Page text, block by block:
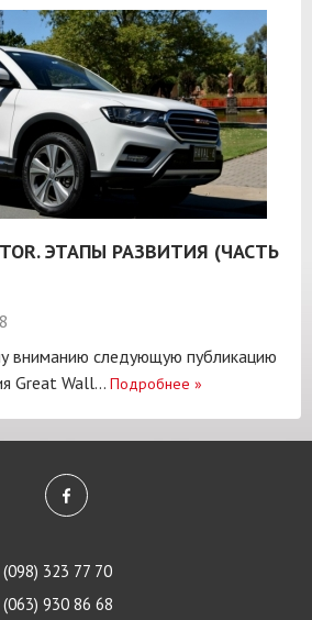
ЭТАПЫ РАЗВИТИЯ (ЧАСТЬ
вниманию следующую публикацию
Great Wall... Подробнее »
(098) 323 77 70
(063) 930 86 68